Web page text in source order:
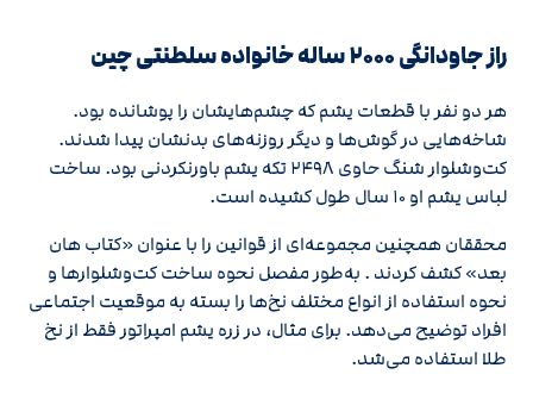
راز جاودانگی ۲۰۰۰ ساله خانواده سلطنتی چین
هر دو نفر با قطعات یشم که چشم‌هایشان را پوشانده بود.
شاخه‌هایی در گوش‌ها و دیگر روزنه‌های بدنشان پیدا شدند.
کت‌وشلوار شنگ حاوی ۲۴۹۸ تکه یشم باورنکردنی بود. ساخت
لباس یشم او ۱۰ سال طول کشیده است.
محققان همچنین مجموعه‌ای از قوانین را با عنوان «کتاب هان
بعد» کشف کردند . به‌طور مفصل نحوه ساخت کت‌وشلوارها و
نحوه استفاده از انواع مختلف نخ‌ها را بسته به موقعیت اجتماعی
افراد توضیح می‌دهد. برای مثال، در زره یشم امپراتور فقط از نخ
طلا استفاده می‌شد.